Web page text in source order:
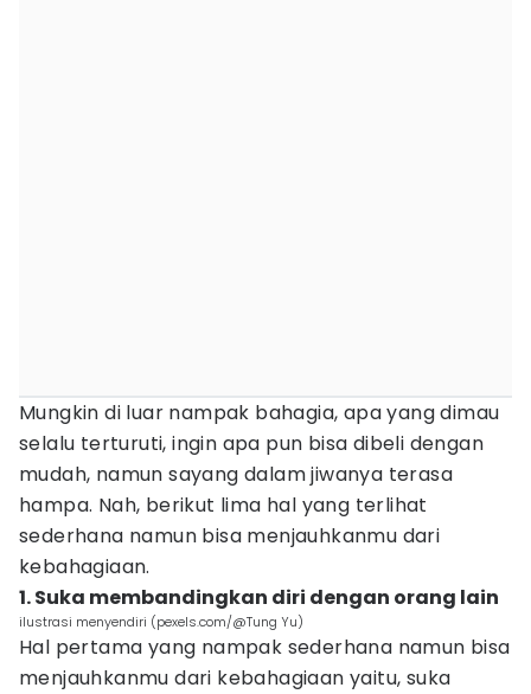
Mungkin di luar nampak bahagia, apa yang dimau
selalu terturuti, ingin apa pun bisa dibeli dengan
mudah, namun sayang dalam jiwanya terasa
hampa. Nah, berikut lima hal yang terlihat
sederhana namun bisa menjauhkanmu dari
kebahagiaan.
1. Suka membandingkan diri dengan orang lain
ilustrasi menyendiri (pexels.com/@Tung Yu)
Hal pertama yang nampak sederhana namun bisa
menjauhkanmu dari kebahagiaan yaitu, suka